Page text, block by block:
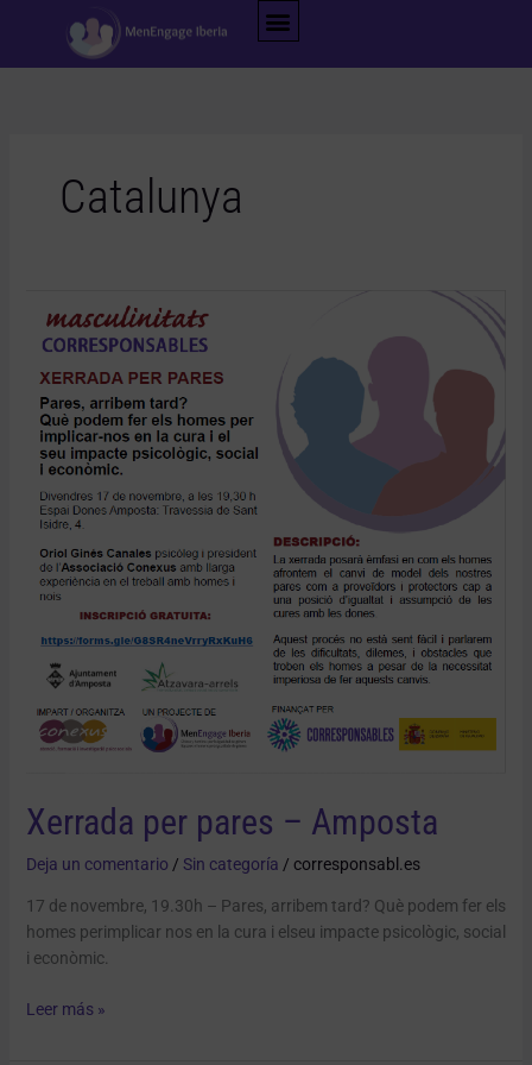
contenido
Catalunya
Xerrada per pares – Amposta
Deja un comentario / Sin categoría / corresponsabl.es
17 de novembre, 19.30h – Pares, arribem tard? Què podem fer els
homes perimplicar nos en la cura i elseu impacte psicològic, social
i econòmic.
per
pares
Amposta
Leer más »